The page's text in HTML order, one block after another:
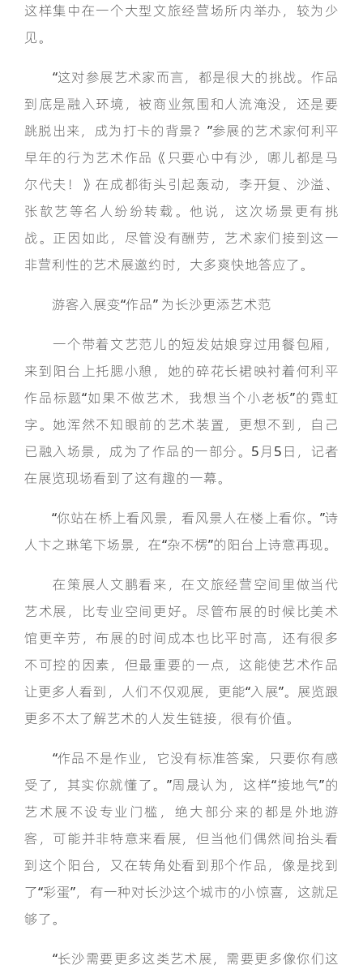
这样集中在一个大型文旅经营场所内举办，较为少
见。
“这对参展艺术家而言，都是很大的挑战。作品
到底是融入环境，被商业氛围和人流淹没，还是要
跳脱出来，成为打卡的背景？”参展的艺术家何利平
早年的行为艺术作品《只要心中有沙，哪儿都是马
尔代夫！》在成都街头引起轰动，李开复、沙溢、
张歆艺等名人纷纷转载。他说，这次场景更有挑
战。正因如此，尽管没有酬劳，艺术家们接到这一
非营利性的艺术展邀约时，大多爽快地答应了。
游客入展变“作品” 为长沙更添艺术范
一个带着文艺范儿的短发姑娘穿过用餐包厢，
来到阳台上托腮小憩，她的碎花长裙映衬着何利平
作品标题“如果不做艺术，我想当个小老板”的霓虹
字。她浑然不知眼前的艺术装置，更想不到，自己
已融入场景，成为了作品的一部分。5月5日，记者
在展览现场看到了这有趣的一幕。
“你站在桥上看风景，看风景人在楼上看你。”诗
人‌卞之琳笔下场景，在“杂不楞”的阳台上诗意再现。
在策展人文鹏看来，在文旅经营空间里做当代
艺术展，比专业空间更好。尽管布展的时候比美术
馆更辛劳，布展的时间成本也比平时高，还有很多
不可控的因素，但最重要的一点，这能使艺术作品
让更多人看到，人们不仅观展，更能“入展”。展览跟
更多不太了解艺术的人发生链接，很有价值。
“作品不是作业，它没有标准答案，只要你有感
受了，其实你就懂了。”周晟认为，这样“接地气”的
艺术展不设专业门槛，绝大部分来的都是外地游
客，可能并非特意来看展，但当他们偶然间抬头看
到这个阳台，又在转角处看到那个作品，像是找到
了“彩蛋”，有一种对长沙这个城市的小惊喜，这就足
够了。
“长沙需要更多这类艺术展，需要更多像你们这